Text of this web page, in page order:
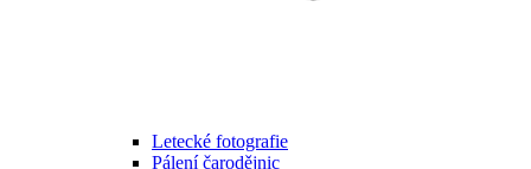
Letecké fotografie
Pálení čarodějnic